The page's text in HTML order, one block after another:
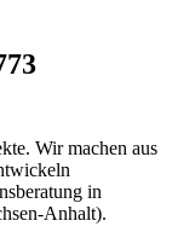
Wir machen aus
in
Anhalt).